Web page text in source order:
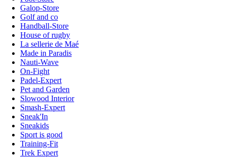
Galop-Store
Golf and co
Handball-Store
House of rugby
La sellerie de Maé
Made in Paradis
Nauti-Wave
On-Fight
Padel-Expert
Pet and Garden
Slowood Interior
Smash-Expert
Sneak'In
Sneakids
Sport is good
Training-Fit
Trek Expert